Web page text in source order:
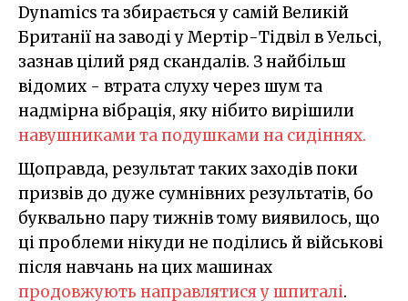
Dynamics та збирається у самій Великій
Британії на заводі у Мертір-Тідвіл в Уельсі,
зазнав цілий ряд скандалів. З найбільш
відомих - втрата слуху через шум та
надмірна вібрація, яку нібито вирішили
навушниками та подушками на сидіннях.
Щоправда, результат таких заходів поки
призвів до дуже сумнівних результатів, бо
буквально пару тижнів тому виявилось, що
ці проблеми нікуди не поділись й військові
після навчань на цих машинах
продовжують направлятися у шпиталі.